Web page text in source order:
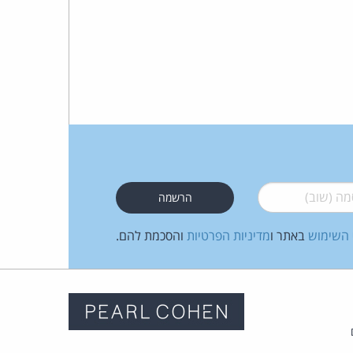
(שוב)*
השימוש באתר ומדיניות הפרטיות והסכמת להם.